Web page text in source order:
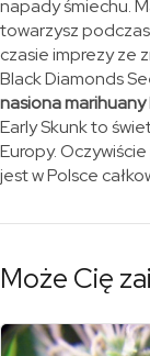
napady śmiechu.
towarzysz
czasie imprezy ze
Black Diamonds
nasiona marihuany
Early Skunk to
Europy.
jest w Polsce
Może Cię